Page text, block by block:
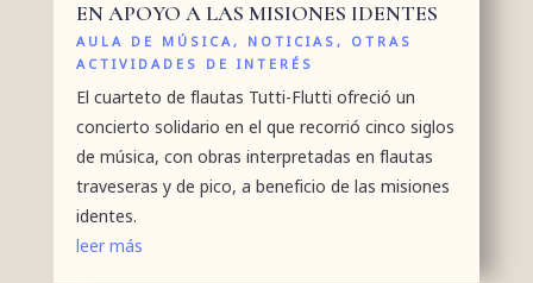
EN APOYO A LAS MISIONES IDENTES
AULA DE MÚSICA, NOTICIAS, OTRAS
ACTIVIDADES DE INTERÉS
El cuarteto de flautas Tutti-Flutti ofreció un
concierto solidario en el que recorrió cinco siglos
de música, con obras interpretadas en flautas
traveseras y de pico, a beneficio de las misiones
identes.
leer más